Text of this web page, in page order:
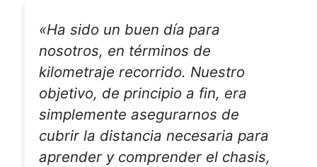
«Ha sido un buen día para
nosotros, en términos de
kilometraje recorrido. Nuestro
objetivo, de principio a fin, era
simplemente asegurarnos de
cubrir la distancia necesaria para
aprender y comprender el chasis,